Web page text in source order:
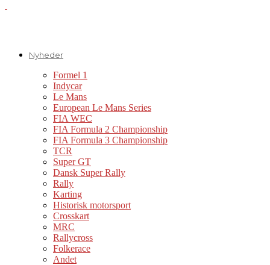
Nyheder
Formel 1
Indycar
Le Mans
European Le Mans Series
FIA WEC
FIA Formula 2 Championship
FIA Formula 3 Championship
TCR
Super GT
Dansk Super Rally
Rally
Karting
Historisk motorsport
Crosskart
MRC
Rallycross
Folkerace
Andet